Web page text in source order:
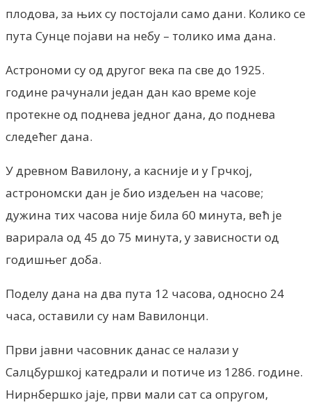
плодова, за њих су постојали само дани. Kолико се
пута Сунце појави на небу – толико има дана.
Астрономи су од другог века па све до 1925.
године рачунали један дан као време које
протекне од поднева једног дана, до поднева
следећег дана.
У древном Вавилону, а касније и у Грчкој,
астрономски дан је био издељен на часове;
дужина тих часова није била 60 минута, већ је
варирала од 45 до 75 минута, у зависности од
годишњег доба.
Поделу дана на два пута 12 часова, односно 24
часа, оставили су нам Вавилонци.
Први јавни часовник данас се налази у
Салцбуршкој катедрали и потиче из 1286. године.
Нирнбершко јаје, први мали сат са опругом,